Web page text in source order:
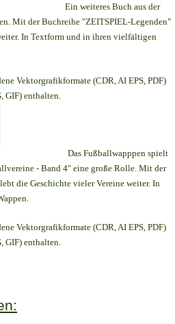
Ein weiteres Buch aus der
Mit der Buchreihe "ZEITSPIEL-Legenden"
In Textform und in ihren vielfältigen
Vektorgrafikformate (CDR, AI EPS, PDF)
GIF) enthalten.
Das Fußballwapppen spielt
- Band 4" eine große Rolle. Mit der
die Geschichte vieler Vereine weiter. In
Vektorgrafikformate (CDR, AI EPS, PDF)
GIF) enthalten.